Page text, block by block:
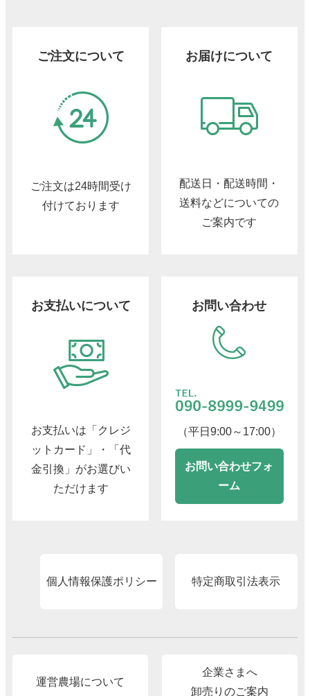
ご注文について
ご注文は24時間受け
付けております
お届けについて
配送日・配送時間・
送料などについての
ご案内です
お支払いについて
お支払いは「クレジ
ットカード」・「代
金引換」がお選びい
ただけます
お問い合わせ
（平日9:00～17:00）
お問い合わせフォ
ーム
個人情報保護ポリシー 特定商取引法表示
運営農場について
企業さまへ
卸売りのご案内